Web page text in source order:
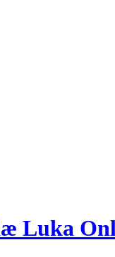
Luka